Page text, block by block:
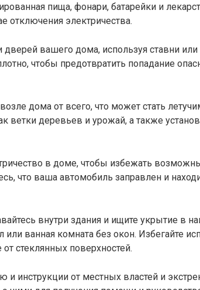
пища, фонари, батарейки и
отключения электричества.
дверей вашего дома, используя ставни
чтобы предотвратить попадание
дома от всего, что может стать
ветки деревьев и урожай, а также
в доме, чтобы избежать
что ваша автомобиль заправлен и
внутри здания и ищите укрытие в
или ванная комната без окон. Избегайте
стеклянных поверхностей.
и инструкции от местных властей и